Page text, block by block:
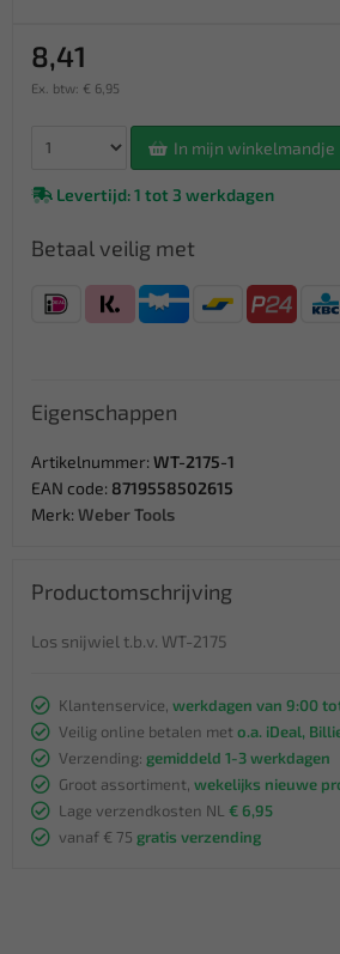
8,41
Ex. btw: € 6,95
In mijn winkelmandje
Levertijd: 1 tot 3 werkdagen
Betaal veilig met
Eigenschappen
Artikelnummer: WT-2175-1
EAN code: 8719558502615
Merk: Weber Tools
Productomschrijving
Los snijwiel t.b.v. WT-2175
Klantenservice, werkdagen van 9:00
Veilig online betalen met o.a. iDeal,
Verzending: gemiddeld 1-3 werkdagen
Groot assortiment, wekelijks nieuwe
Lage verzendkosten NL € 6,95
vanaf € 75 gratis verzending